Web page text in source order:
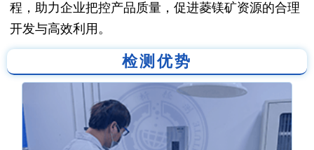
程，助力企业把控产品质量，促进菱镁矿资源的合理
开发与高效利用。
检测优势